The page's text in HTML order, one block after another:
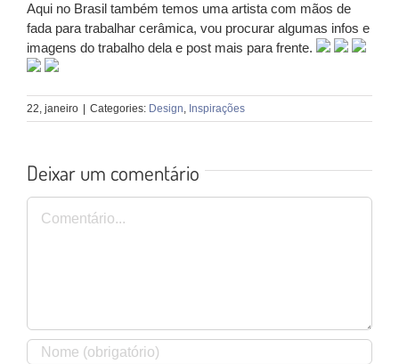
Aqui no Brasil também temos uma artista com mãos de
fada para trabalhar cerâmica, vou procurar algumas infos e
imagens do trabalho dela e post mais para frente.
22, janeiro Categories: Design, Inspirações
Deixar um comentário
Comentário